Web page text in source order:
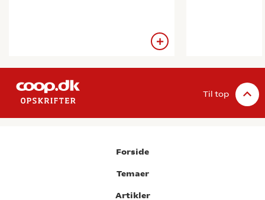
Til top
Forside
Temaer
Artikler